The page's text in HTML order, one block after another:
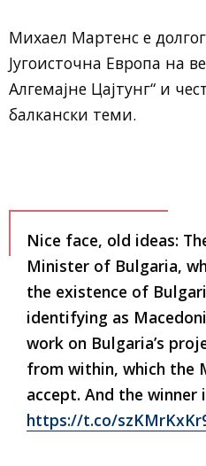
Михаел Мартенс е
Југоисточна Европа на
Алгемајне Цајтунг“ и
балкански теми.
Nice face, old ideas:
Minister of Bulgaria,
the existence of
identifying as
work on Bulgaria’s
from within, which the
accept. And the winner
https://t.co/